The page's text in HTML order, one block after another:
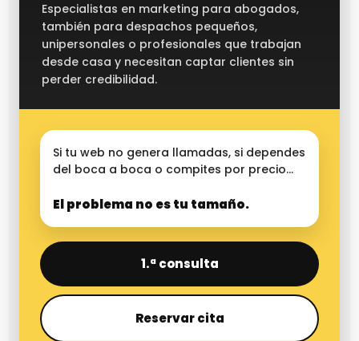
Especialistas en marketing para abogados,
también para despachos pequeños,
unipersonales o profesionales que trabajan
desde casa y necesitan captar clientes sin
perder credibilidad.
Si tu web no genera llamadas, si dependes
del boca a boca o compites por precio…
El problema no es tu tamaño.
1.ª consulta
Reservar cita